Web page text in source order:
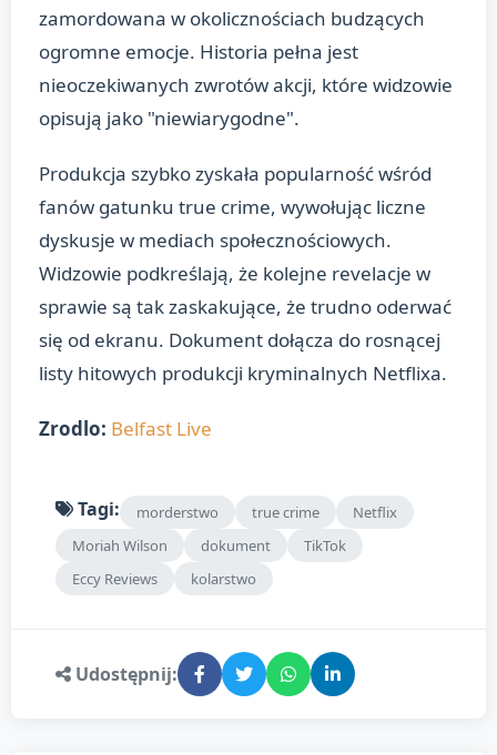
zamordowana w okolicznościach budzących
ogromne emocje. Historia pełna jest
nieoczekiwanych zwrotów akcji, które widzowie
opisują jako "niewiarygodne".
Produkcja szybko zyskała popularność wśród
fanów gatunku true crime, wywołując liczne
dyskusje w mediach społecznościowych.
Widzowie podkreślają, że kolejne revelacje w
sprawie są tak zaskakujące, że trudno oderwać
się od ekranu. Dokument dołącza do rosnącej
listy hitowych produkcji kryminalnych Netflixa.
Zrodlo: Belfast Live
Tagi: morderstwo true crime
Netflix
Moriah Wilson
dokument
TikTok
Eccy Reviews
kolarstwo
Udostępnij: